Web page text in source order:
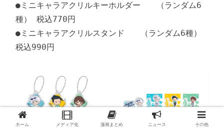
●ミニキャラアクリルキーホルダー　　（ランダム6
種） 税込770円
●ミニキャラアクリルスタンド　　（ランダム6種）
税込990円
ホーム メディア化 漫画まとめ ニュース その他